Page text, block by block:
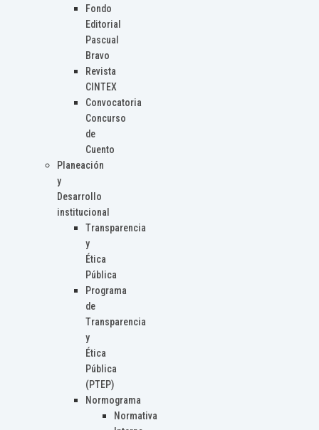
Fondo
Editorial
Pascual
Bravo
Revista
CINTEX
Convocatoria
Concurso
de
Cuento
Planeación
y
Desarrollo
institucional
Transparencia
y
Ética
Pública
Programa
de
Transparencia
y
Ética
Pública
(PTEP)
Normograma
Normativa